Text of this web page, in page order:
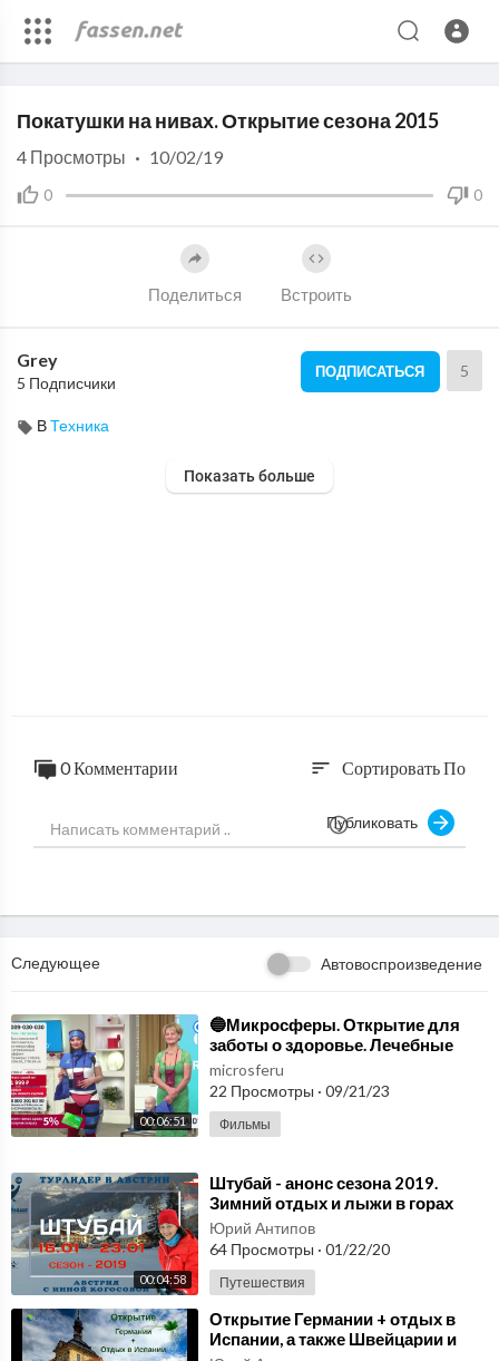
Download File: https://www.youtube.com/watch?v=oRpn20wWhUs
Покатушки на нивах. Открытие сезона 2015
0 0
4 Просмотры · 10/02/19
Поделиться Встроить
Grey
5 Подписчики
ПОДПИСАТЬСЯ 5
ВТехника
Показать больше
0 Комментарии sort Сортировать По
Публиковать
Следующее Автовоспроизведение
00:06:51
⁣🔵Микросферы. Открытие для
заботы о здоровье. Лечебные
микросферы🔵
microsferu
22 Просмотры · 09/21/23
Фильмы
00:04:58
⁣Штубай - анонс сезона 2019.
Зимний отдых и лыжи в горах
Австрии.
Юрий Антипов
64 Просмотры · 01/22/20
Путешествия
⁣Открытие Германии + отдых в
Испании, а также Швейцарии и